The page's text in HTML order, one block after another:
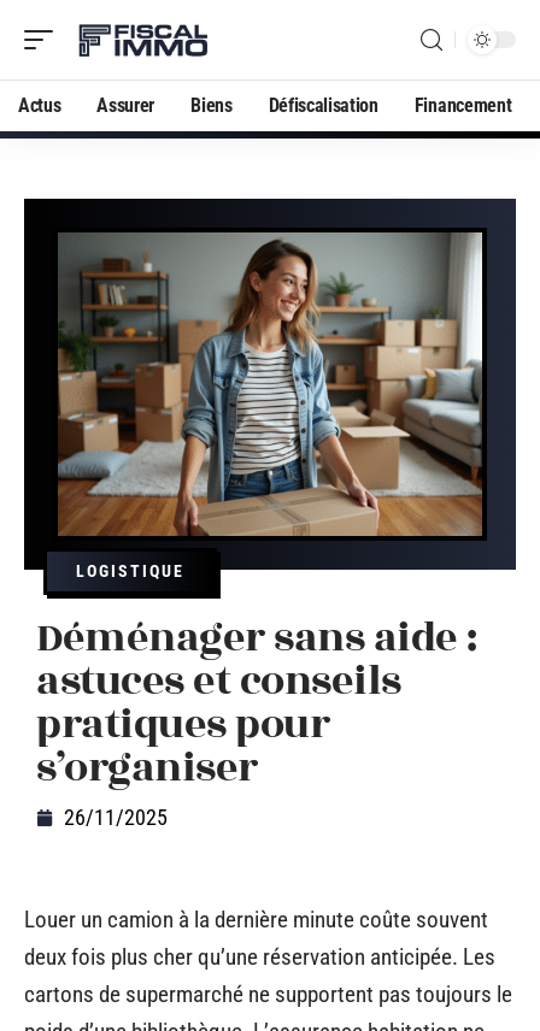
Actus Assurer Biens Défiscalisation Financement
LOGISTIQUE
Déménager sans aide :
astuces et conseils
pratiques pour
s’organiser
26/11/2025
Louer un camion à la dernière minute coûte souvent
deux fois plus cher qu’une réservation anticipée. Les
cartons de supermarché ne supportent pas toujours le